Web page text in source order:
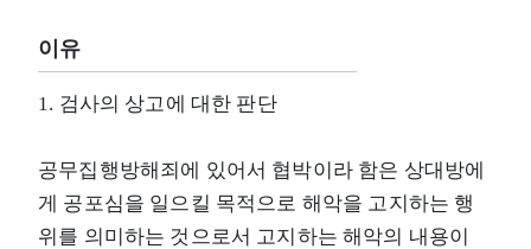
이유
1. 검사의 상고에 대한 판단
공무집행방해죄에 있어서 협박이라 함은 상대방에
게 공포심을 일으킬 목적으로 해악을 고지하는 행
위를 의미하는 것으로서 고지하는 해악의 내용이